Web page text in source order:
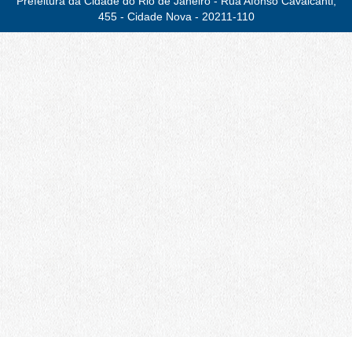
455 - Cidade Nova - 20211-110